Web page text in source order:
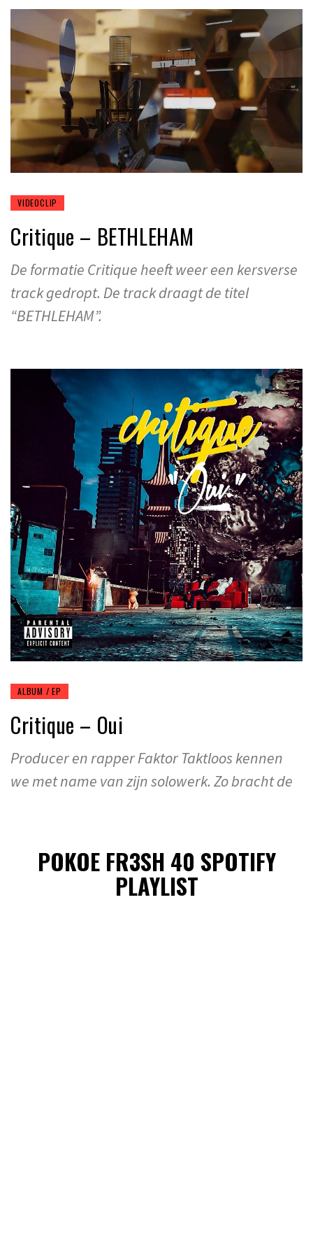
VIDEOCLIP
Critique – BETHLEHAM
De formatie Critique heeft weer een kersverse
track gedropt. De track draagt de titel
“BETHLEHAM”.
ALBUM / EP
Critique – Oui
Producer en rapper Faktor Taktloos kennen
we met name van zijn solowerk. Zo bracht de
POKOE FR3SH 40 SPOTIFY
PLAYLIST